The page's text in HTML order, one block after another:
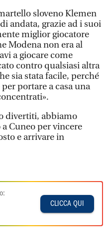
sloveno Klemen
andata, grazie ad i suoi
miglior giocatore
Modena non era al
a giocare come
contro qualsiasi altra
sia stata facile, perché
portare a casa una
divertiti, abbiamo
Cuneo per vincere
e arrivare in
CLICCA QUI